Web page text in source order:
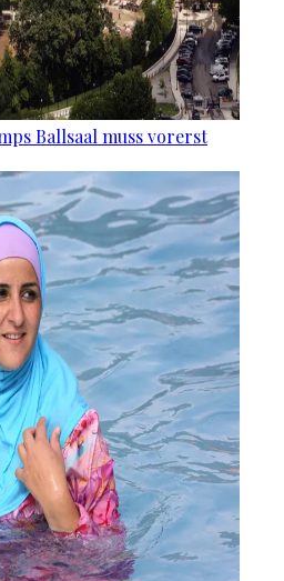
Ballsaal muss vorerst